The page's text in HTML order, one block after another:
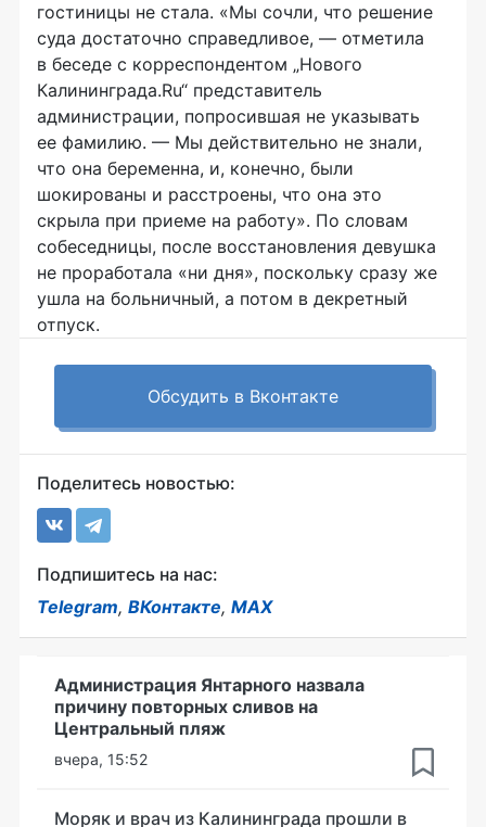
гостиницы не стала. «Мы сочли, что решение
суда достаточно справедливое, — отметила
в беседе с корреспондентом „Нового
Калининграда.Ru“ представитель
администрации, попросившая не указывать
ее фамилию. — Мы действительно не знали,
что она беременна, и, конечно, были
шокированы и расстроены, что она это
скрыла при приеме на работу». По словам
собеседницы, после восстановления девушка
не проработала «ни дня», поскольку сразу же
ушла на больничный, а потом в декретный
отпуск.
Обсудить в Вконтакте
Поделитесь новостью:
Подпишитесь на нас:
Telegram, ВКонтакте, MAX
Администрация Янтарного назвала
причину повторных сливов на
Центральный пляж
вчера, 15:52
Моряк и врач из Калининграда прошли в